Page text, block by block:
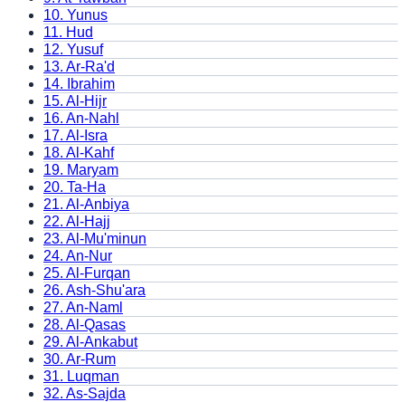
10. Yunus
11. Hud
12. Yusuf
13. Ar-Ra'd
14.
Ibrahim
15. Al-Hijr
16. An-Nahl
17. Al-Isra
18. Al-Kahf
19. Maryam
20. Ta-Ha
21. Al-Anbiya
22. Al-Hajj
23. Al-Mu'minun
24. An-Nur
25. Al-Furqan
26. Ash-Shu'ara
27. An-Naml
28. Al-Qasas
29. Al-Ankabut
30. Ar-Rum
31. Luqman
32. As-Sajda